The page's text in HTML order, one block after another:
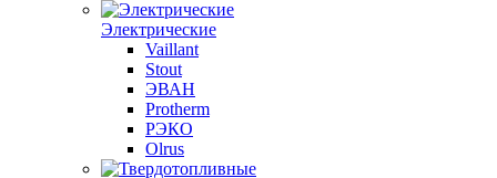
Электрические
Vaillant
Stout
ЭВАН
Protherm
РЭКО
Olrus